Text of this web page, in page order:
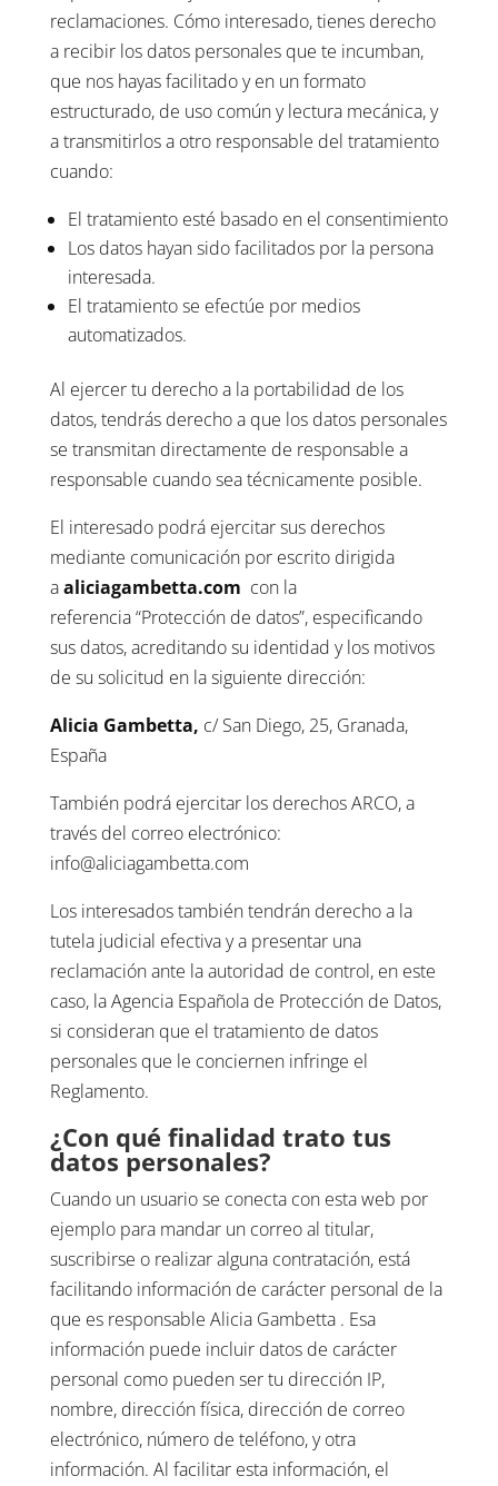
reclamaciones. Cómo interesado, tienes derecho
a recibir los datos personales que te incumban,
que nos hayas facilitado y en un formato
estructurado, de uso común y lectura mecánica, y
a transmitirlos a otro responsable del tratamiento
cuando:
El tratamiento esté basado en el consentimiento
Los datos hayan sido facilitados por la persona
interesada.
El tratamiento se efectúe por medios
automatizados.
Al ejercer tu derecho a la portabilidad de los
datos, tendrás derecho a que los datos personales
se transmitan directamente de responsable a
responsable cuando sea técnicamente posible.
El interesado podrá ejercitar sus derechos
mediante comunicación por escrito dirigida
aaliciagambetta.com con la
referencia “Protección de datos”, especificando
sus datos, acreditando su identidad y los motivos
de su solicitud en la siguiente dirección:
Alicia Gambetta, c/ San Diego, 25, Granada,
España
También podrá ejercitar los derechos ARCO, a
través del correo electrónico:
info@aliciagambetta.com
Los interesados también tendrán derecho a la
tutela judicial efectiva y a presentar una
reclamación ante la autoridad de control, en este
caso, la Agencia Española de Protección de Datos,
si consideran que el tratamiento de datos
personales que le conciernen infringe el
Reglamento.
¿Con qué finalidad trato tus
datos personales?
Cuando un usuario se conecta con esta web por
ejemplo para mandar un correo al titular,
suscribirse o realizar alguna contratación, está
facilitando información de carácter personal de la
que es responsable Alicia Gambetta . Esa
información puede incluir datos de carácter
personal como pueden ser tu dirección IP,
nombre, dirección física, dirección de correo
electrónico, número de teléfono, y otra
información. Al facilitar esta información, el